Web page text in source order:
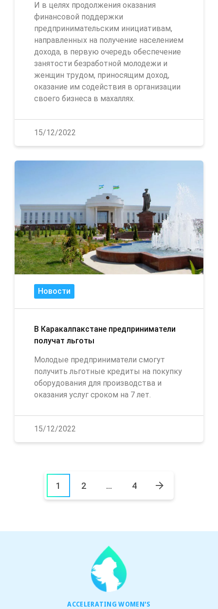
И в целях продолжения оказания
финансовой поддержки
предпринимательским инициативам,
направленных на получение населением
дохода, в первую очередь обеспечение
занятости безработной молодежи и
женщин трудом, приносящим доход,
оказание им содействия в организации
своего бизнеса в махаллях.
15/12/2022
Новости
В Каракалпакстане предприниматели
получат льготы
Молодые предприниматели смогут
получить льготные кредиты на покупку
оборудования для производства и
оказания услуг сроком на 7 лет.
15/12/2022
1 2 … 4
ACCELERATING WOMEN'S